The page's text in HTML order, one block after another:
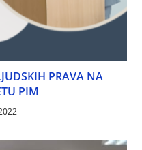
PRAVA NA
PIM